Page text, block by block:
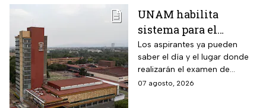
UNAM habilita
sistema para el
examen de control: así
puedes consultar
fecha, hora y sede
Los aspirantes ya pueden
saber el día y el lugar donde
realizarán el examen de
control de forma presencial
07 agosto, 2026